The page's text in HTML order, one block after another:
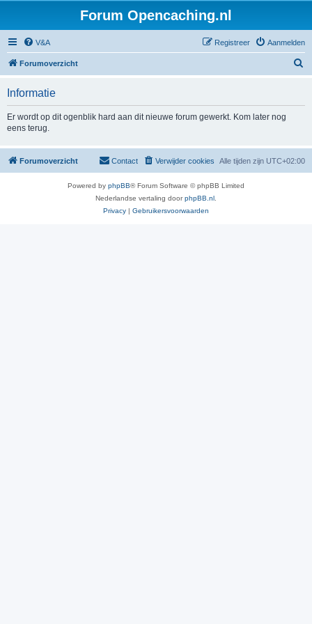
Forum Opencaching.nl
V&A Aanmelden
Registreer
Forumoverzicht
Informatie
Er wordt op dit ogenblik hard aan dit nieuwe forum gewerkt. Kom later nog
eens terug.
Forumoverzicht Alle tijden zijn UTC+02:00
Verwijder cookies
Contact
Powered by phpBB® Forum Software © phpBB Limited
Nederlandse vertaling doorphpBB.nl
Privacy | Gebruikersvoorwaarden